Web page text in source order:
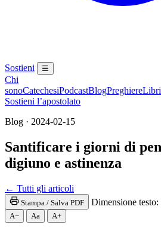
Sostieni ☰
Chi
sonoCatechesiPodcastBlogPreghiereLibri
Sostieni l’apostolato
Blog · 2024-02-15
Santificare i giorni di
digiuno e astinenza
← Tutti gli articoli
Stampa / Salva PDF Dimensione testo:
A− Aa A+